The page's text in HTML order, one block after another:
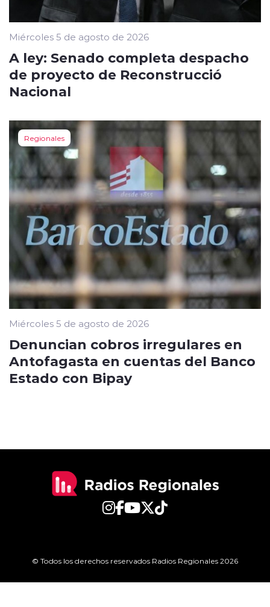
Miércoles 5 de agosto de 2026
A ley: Senado completa despacho
de proyecto de Reconstrucció
Nacional
Regionales
Miércoles 5 de agosto de 2026
Denuncian cobros irregulares en
Antofagasta en cuentas del Banco
Estado con Bipay
© Todos los derechos reservados Radios Regionales 2026